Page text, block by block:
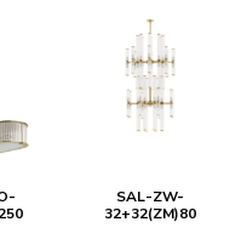
SAL-ZW-
32+32(ZM)80